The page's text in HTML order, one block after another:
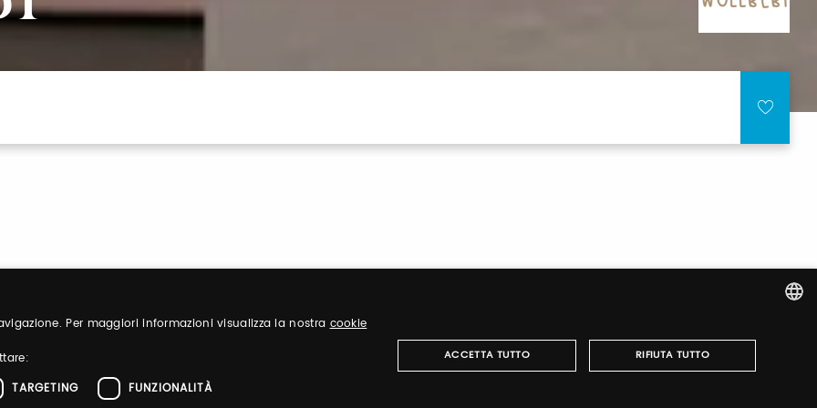
ITALIAN
ENGLISH
Per maggiori informazioni visualizza la nostracookie
TARGETING FUNZIONALITÀ
ACCETTA TUTTO RIFIUTA TUTTO